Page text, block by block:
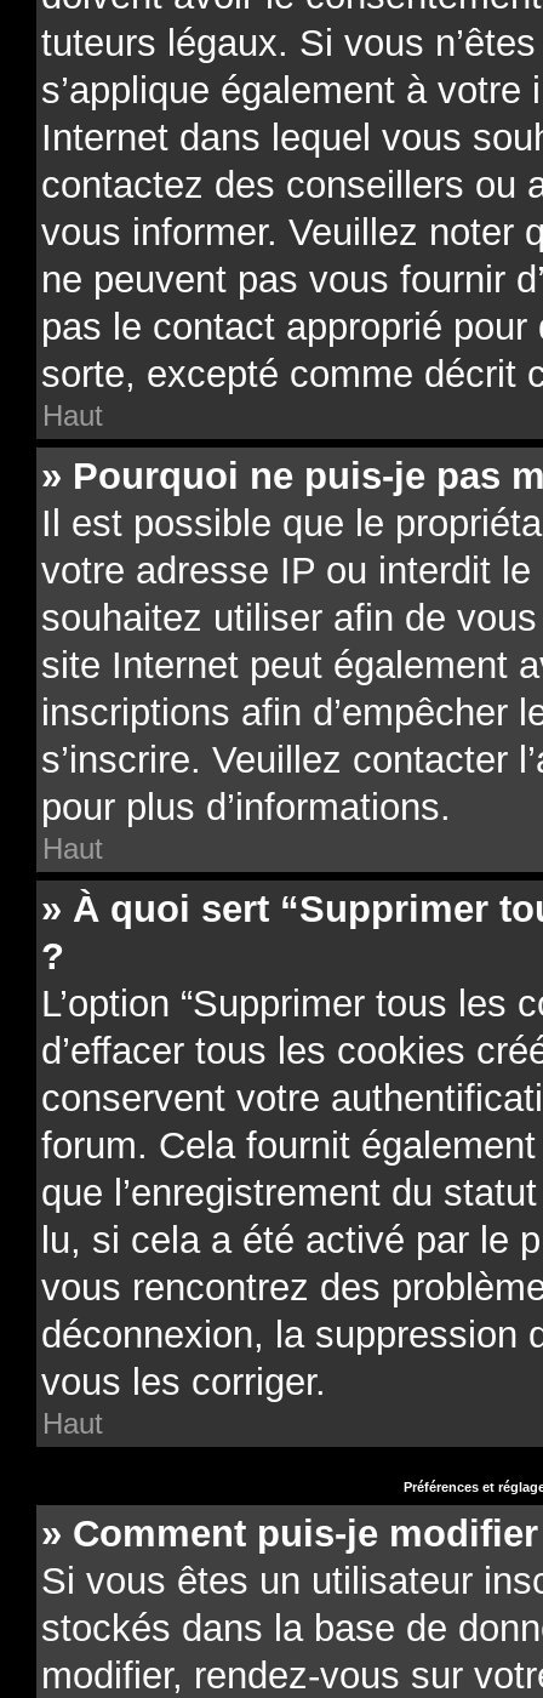
tuteurs légaux. Si vous
s’applique également à
Internet dans lequel vous
contactez des conseillers ou
vous informer. Veuillez noter
ne peuvent pas vous fournir
pas le contact approprié
sorte, excepté comme décrit
Haut
» Pourquoi ne puis-je pas
Il est possible que le
votre adresse IP ou interdit
souhaitez utiliser afin de
site Internet peut également
inscriptions afin d’empêcher
s’inscrire. Veuillez contacter
pour plus d’informations.
Haut
» À quoi sert “Supprimer
?
L’option “Supprimer tous les
d’effacer tous les cookies
conservent votre
forum. Cela fournit
que l’enregistrement du
lu, si cela a été activé par le
vous rencontrez des
déconnexion, la suppression
vous les corriger.
Haut
Préférences et
» Comment puis-je
Si vous êtes un utilisateur
stockés dans la base de
modifier, rendez-vous sur